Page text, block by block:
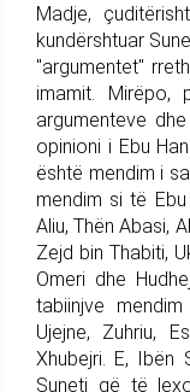
Madje,
kundërshtuar
"argumentet"
imamit.
argumenteve
opinioni i Ebu
është mendim i
mendim si të
Aliu, Thën Abasi,
Zejd bin Thabiti,
Omeri dhe
tabiinjve
Ujejne, Zuhriu,
Xhubejri. E, Ibën
Suneti që të